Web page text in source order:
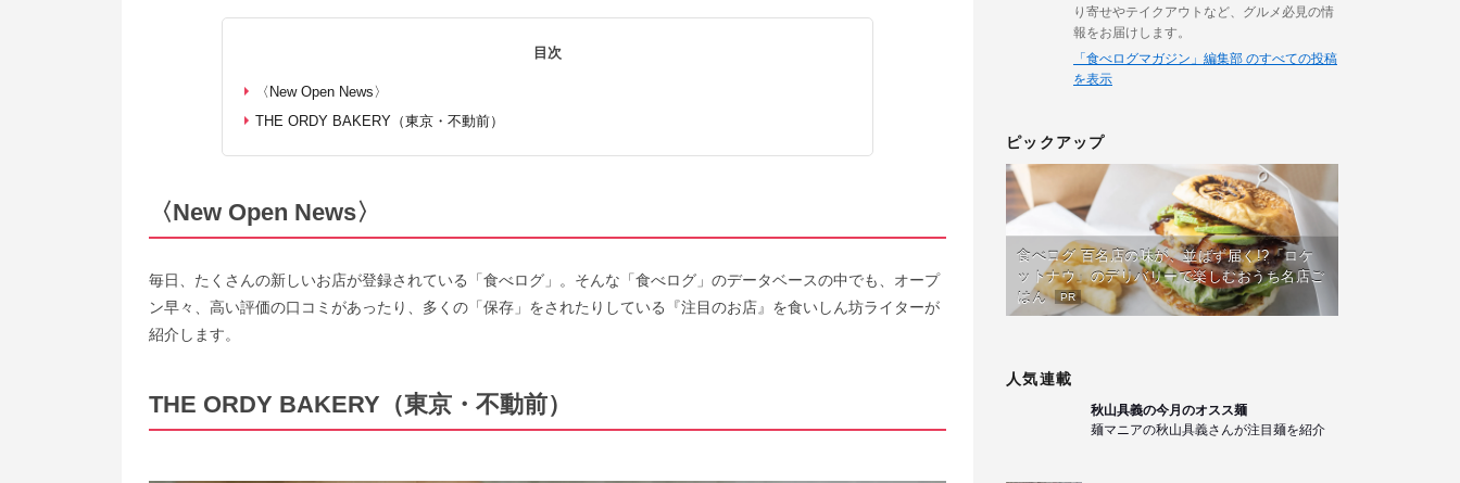
目次
〈New Open News〉
THE ORDY BAKERY（東京・不動前）
〈New Open News〉
毎日、たくさんの新しいお店が登録されている「食べログ」。そんな「食べログ」のデータベースの中でも、オープ
ン早々、高い評価の口コミがあったり、多くの「保存」をされたりしている『注目のお店』を食いしん坊ライターが
紹介します。
THE ORDY BAKERY（東京・不動前）
り寄せやテイクアウトなど、グルメ必見の情
報をお届けします。
「食べログマガジン」編集部 のすべての投稿
を表示
ピックアップ
食べログ 百名店の味が、並ばず届く!?「ロケ
ットナウ」のデリバリーで楽しむおうち名店ご
はん
PR
人気連載
秋山具義の今月のオスス麺
麺マニアの秋山具義さんが注目麺を紹介